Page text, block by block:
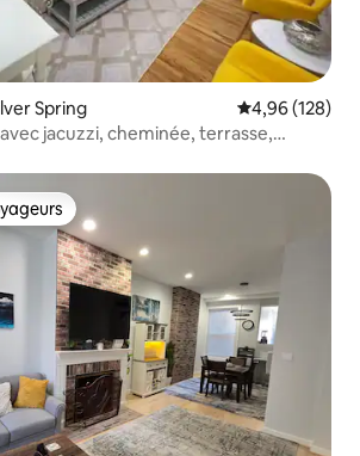
Spring Évaluation
4,96 (128)
jacuzzi, cheminée, terrasse,